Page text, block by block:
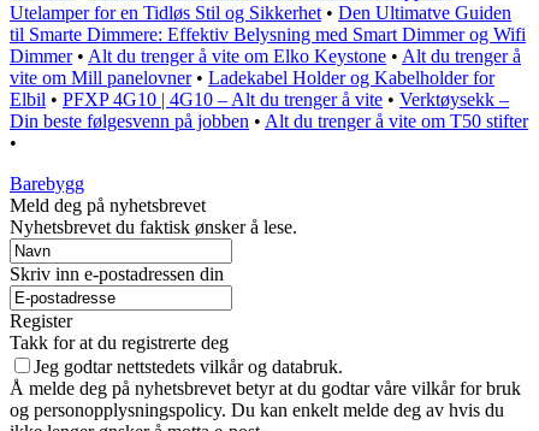
Utelamper for en Tidløs Stil og Sikkerhet • Den Ultimatve Guiden
til Smarte Dimmere: Effektiv Belysning med Smart Dimmer og Wifi
Dimmer• Alt du trenger å vite om Elko Keystone • Alt du trenger å
vite om Mill panelovner• Ladekabel Holder og Kabelholder for
Elbil • PFXP 4G10 | 4G10 – Alt du trenger å vite • Verktøysekk –
Din beste følgesvenn på jobben • Alt du trenger å vite om T50 stifter
•
Barebygg
Meld deg på nyhetsbrevet
Nyhetsbrevet du faktisk ønsker å lese.
Skriv inn e-postadressen din
Register
Takk for at du registrerte deg
Jeg godtar nettstedets vilkår og databruk.
Å melde deg på nyhetsbrevet betyr at du godtar våre vilkår for bruk
og personopplysningspolicy. Du kan enkelt melde deg av hvis du